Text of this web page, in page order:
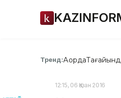
Тренд:Ақорда
12:15, 06 Қазан 2016